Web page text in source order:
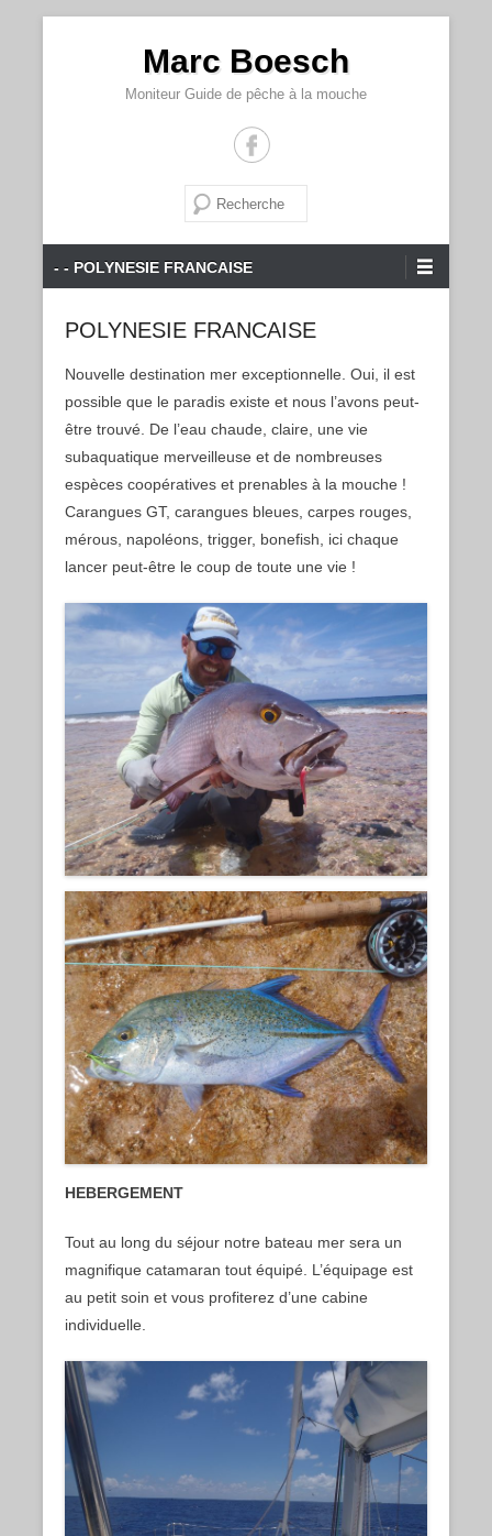
Marc Boesch
Moniteur Guide de pêche à la mouche
Recherche
Menu principal
Aller au contenu
- - POLYNESIE FRANCAISE
POLYNESIE FRANCAISE
Nouvelle destination mer exceptionnelle. Oui, il est
possible que le paradis existe et nous l’avons peut-
être trouvé. De l’eau chaude, claire, une vie
subaquatique merveilleuse et de nombreuses
espèces coopératives et prenables à la mouche !
Carangues GT, carangues bleues, carpes rouges,
mérous, napoléons, trigger, bonefish, ici chaque
lancer peut-être le coup de toute une vie !
HEBERGEMENT
Tout au long du séjour notre bateau mer sera un
magnifique catamaran tout équipé. L’équipage est
au petit soin et vous profiterez d’une cabine
individuelle.